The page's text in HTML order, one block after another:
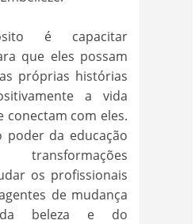
é capacitar
que eles possam
próprias histórias
a vida
conectam com eles.
poder da educação
os profissionais
de mudança
beleza e do